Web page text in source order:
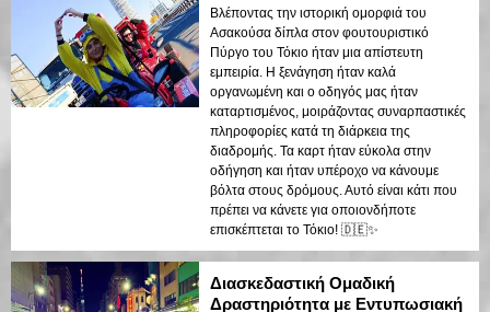
Βλέποντας την ιστορική ομορφιά του
Ασακούσα δίπλα στον φουτουριστικό
Πύργο του Τόκιο ήταν μια απίστευτη
εμπειρία. Η ξενάγηση ήταν καλά
οργανωμένη και ο οδηγός μας ήταν
καταρτισμένος, μοιράζοντας συναρπαστικές
πληροφορίες κατά τη διάρκεια της
διαδρομής. Τα καρτ ήταν εύκολα στην
οδήγηση και ήταν υπέροχο να κάνουμε
βόλτα στους δρόμους. Αυτό είναι κάτι που
πρέπει να κάνετε για οποιονδήποτε
επισκέπτεται το Τόκιο! 🇩🇪✨
Διασκεδαστική Ομαδική
Δραστηριότητα με Εντυπωσιακή